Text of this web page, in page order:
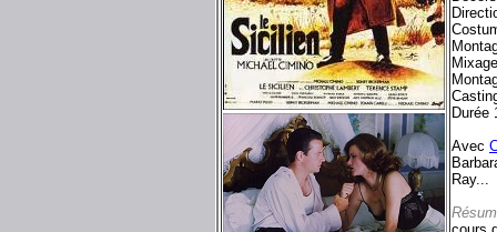
Durée
Avec
Ray...